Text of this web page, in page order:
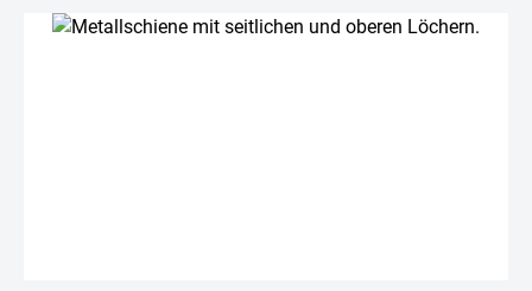
Bildergalerie überspringen